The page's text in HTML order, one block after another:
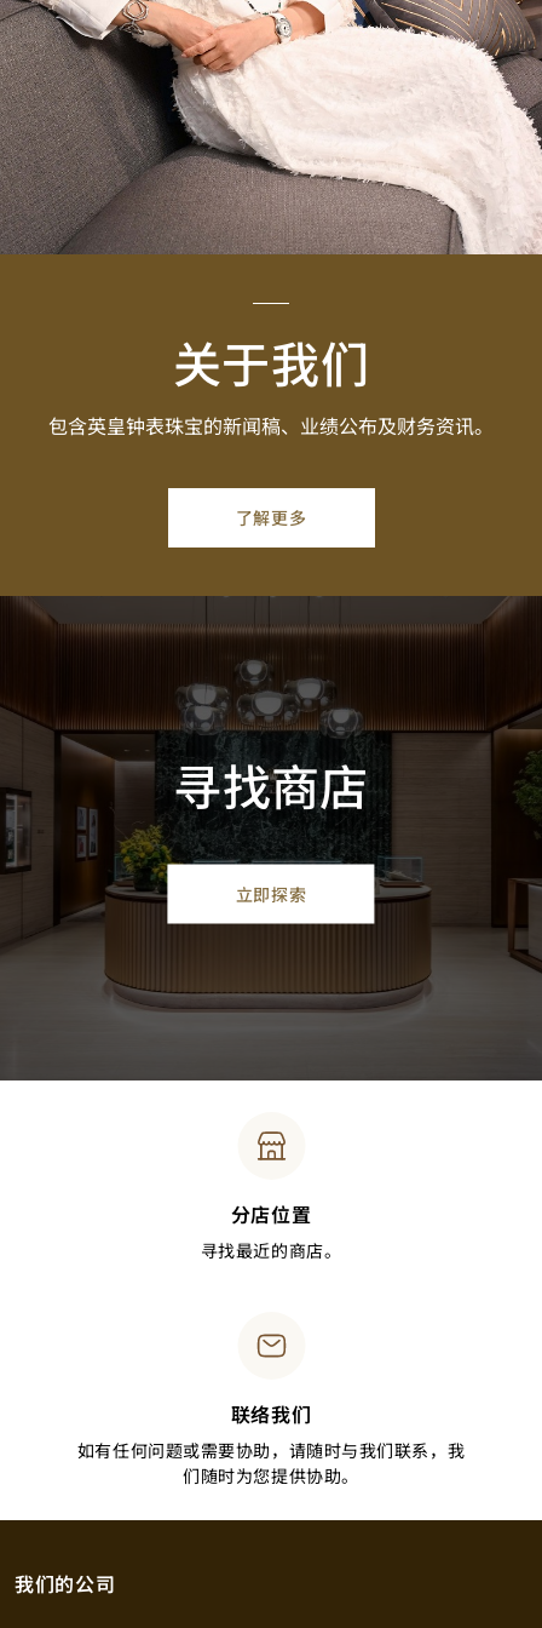
关于我们
包含英皇钟表珠宝的新闻稿、业绩公布及财务资讯。
了解更多
寻找商店
立即探索
分店位置
寻找最近的商店。
联络我们
如有任何问题或需要协助，请随时与我们联系，我
们随时为您提供协助。
我们的公司